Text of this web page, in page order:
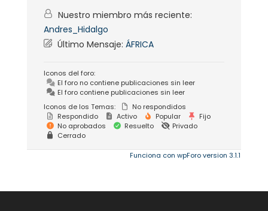
Nuestro miembro más reciente:
Andres_Hidalgo
Último Mensaje: ÁFRICA
Iconos del foro:
El foro no contiene publicaciones sin leer
El foro contiene publicaciones sin leer
Iconos de los Temas:
No respondidos
Respondido
Activo Popular
Fijo
No aprobados
Resuelto
Privado
Cerrado
Funciona con wpForo version 3.1.1